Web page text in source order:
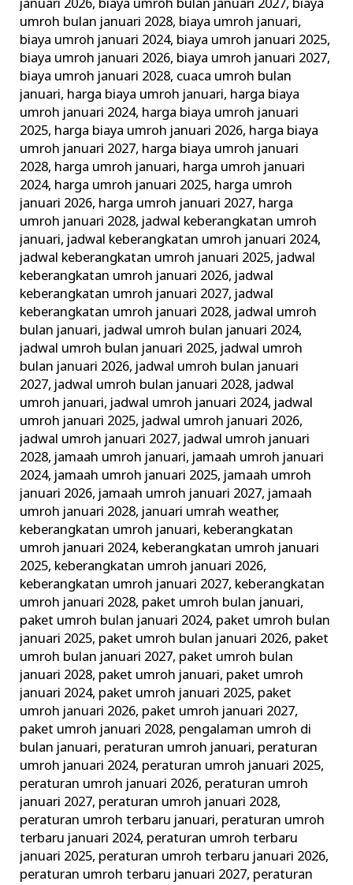
januari 2026, biaya umroh bulan januari 2027, biaya
umroh bulan januari 2028, biaya umroh januari,
biaya umroh januari 2024, biaya umroh januari 2025,
biaya umroh januari 2026, biaya umroh januari 2027,
biaya umroh januari 2028, cuaca umroh bulan
januari, harga biaya umroh januari, harga biaya
umroh januari 2024, harga biaya umroh januari
2025, harga biaya umroh januari 2026, harga biaya
umroh januari 2027, harga biaya umroh januari
2028, harga umroh januari, harga umroh januari
2024, harga umroh januari 2025, harga umroh
januari 2026, harga umroh januari 2027, harga
umroh januari 2028, jadwal keberangkatan umroh
januari, jadwal keberangkatan umroh januari 2024,
jadwal keberangkatan umroh januari 2025, jadwal
keberangkatan umroh januari 2026, jadwal
keberangkatan umroh januari 2027, jadwal
keberangkatan umroh januari 2028, jadwal umroh
bulan januari, jadwal umroh bulan januari 2024,
jadwal umroh bulan januari 2025, jadwal umroh
bulan januari 2026, jadwal umroh bulan januari
2027, jadwal umroh bulan januari 2028, jadwal
umroh januari, jadwal umroh januari 2024, jadwal
umroh januari 2025, jadwal umroh januari 2026,
jadwal umroh januari 2027, jadwal umroh januari
2028, jamaah umroh januari, jamaah umroh januari
2024, jamaah umroh januari 2025, jamaah umroh
januari 2026, jamaah umroh januari 2027, jamaah
umroh januari 2028, januari umrah weather,
keberangkatan umroh januari, keberangkatan
umroh januari 2024, keberangkatan umroh januari
2025, keberangkatan umroh januari 2026,
keberangkatan umroh januari 2027, keberangkatan
umroh januari 2028, paket umroh bulan januari,
paket umroh bulan januari 2024, paket umroh bulan
januari 2025, paket umroh bulan januari 2026, paket
umroh bulan januari 2027, paket umroh bulan
januari 2028, paket umroh januari, paket umroh
januari 2024, paket umroh januari 2025, paket
umroh januari 2026, paket umroh januari 2027,
paket umroh januari 2028, pengalaman umroh di
bulan januari, peraturan umroh januari, peraturan
umroh januari 2024, peraturan umroh januari 2025,
peraturan umroh januari 2026, peraturan umroh
januari 2027, peraturan umroh januari 2028,
peraturan umroh terbaru januari, peraturan umroh
terbaru januari 2024, peraturan umroh terbaru
januari 2025, peraturan umroh terbaru januari 2026,
peraturan umroh terbaru januari 2027, peraturan